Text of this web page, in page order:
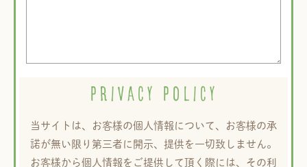
PRIVACY POLICY
当サイトは、お客様の個人情報について、お客様の承
諾が無い限り第三者に開示、提供を一切致しません。
お客様から個人情報をご提供して頂く際には、その利